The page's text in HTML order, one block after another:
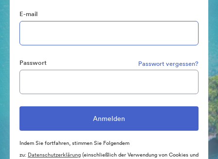
E-mail
Passwort Passwort vergessen?
Indem Sie fortfahren, stimmen Sie Folgendem
zu: Datenschutzerklärung(einschließlich der Verwendung von Cookies und